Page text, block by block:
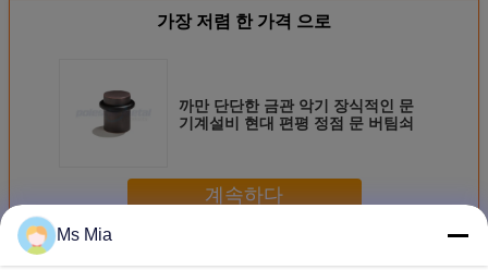
가장 저렴 한 가격 으로
까만 단단한 금관 악기 장식적인 문
기계설비 현대 편평 정점 문 버팀쇠
계속하다
더 많은 것
Ms Mia